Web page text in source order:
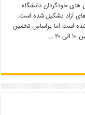
های خودگردان دانشگاه
آزاد تشکیل شده است.
است اما براساس تخمین
…